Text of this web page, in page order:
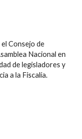
Consejo de
Nacional en
de legisladores y
a la Fiscalía.